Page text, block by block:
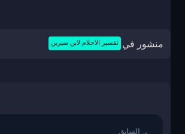
منشور في تفسير الاحلام لابن سيرين